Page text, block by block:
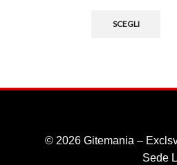
SCEGLI
© 2026 Gitemania –
Sede